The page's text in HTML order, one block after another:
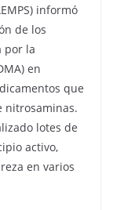
informó
de los
por la
en
que
nitrosaminas.
lotes de
activo,
en varios